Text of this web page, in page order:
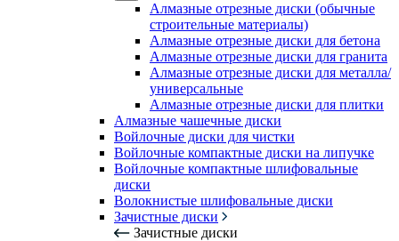
Алмазные отрезные диски (обычные
строительные материалы)
Алмазные отрезные диски для бетона
Алмазные отрезные диски для гранита
Алмазные отрезные диски для металла/
универсальные
Алмазные отрезные диски для плитки
Алмазные чашечные диски
Войлочные диски для чистки
Войлочные компактные диски на липучке
Войлочные компактные шлифовальные
диски
Волокнистые шлифовальные диски
Зачистные диски
Зачистные диски